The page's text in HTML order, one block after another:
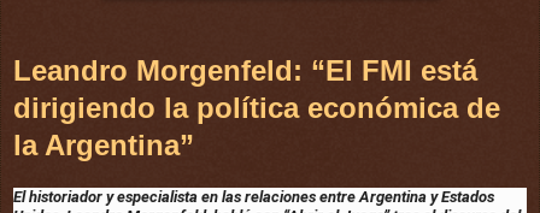
Leandro Morgenfeld: “El FMI está
dirigiendo la política económica de
la Argentina”
El historiador y especialista en las relaciones entre Argentina y Estados